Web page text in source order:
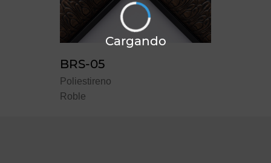
BRS-05
Poliestireno
Roble
Cargando